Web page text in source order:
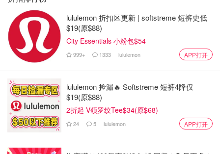
lululemon 折扣区更新 | softstreme 短裤史低
$19(原$88)
City Essentials 小粉包$54
999+ 1333 lululemon APP打开
lululemon 捡漏🔥 Softstreme 短裤4降仅
$19(原$88)
2折起 V领罗纹Tee$34(原$68)
24 5 lululemon APP打开